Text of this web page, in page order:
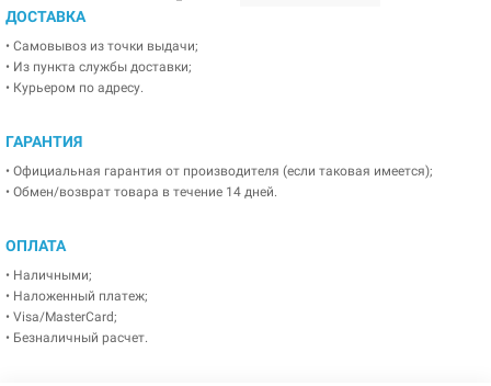
ДОСТАВКА
• Самовывоз из точки выдачи;
• Из пункта службы доставки;
• Курьером по адресу.
ГАРАНТИЯ
• Официальная гарантия от производителя (если таковая имеется);
• Обмен/возврат товара в течение 14 дней.
ОПЛАТА
• Наличными;
• Наложенный платеж;
• Visa/MasterCard;
• Безналичный расчет.